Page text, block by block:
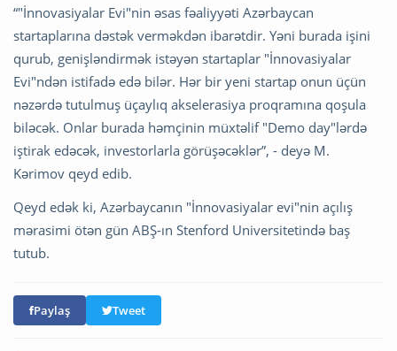
“"İnnovasiyalar Evi"nin əsas fəaliyyəti Azərbaycan
startaplarına dəstək verməkdən ibarətdir. Yəni burada işini
qurub, genişləndirmək istəyən startaplar "İnnovasiyalar
Evi"ndən istifadə edə bilər. Hər bir yeni startap onun üçün
nəzərdə tutulmuş üçaylıq akselerasiya proqramına qoşula
biləcək. Onlar burada həmçinin müxtəlif "Demo day"lərdə
iştirak edəcək, investorlarla görüşəcəklər”, - deyə M.
Kərimov qeyd edib.
Qeyd edək ki, Azərbaycanın "İnnovasiyalar evi"nin açılış
mərasimi ötən gün ABŞ-ın Stenford Universitetində baş
tutub.
Paylaş Tweet